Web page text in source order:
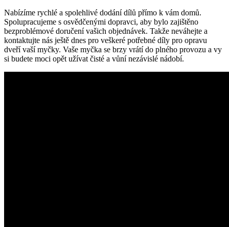
Nabízíme rychlé a spolehlivé dodání dílů přímo k vám domů.
Spolupracujeme s osvědčenými dopravci, aby bylo zajištěno
bezproblémové doručení vašich objednávek. Takže neváhejte a
kontaktujte nás ještě dnes pro veškeré potřebné díly pro opravu
dveří vaší myčky. Vaše myčka se brzy vrátí do plného provozu a vy
si budete moci opět užívat čisté a vůní nezávislé nádobí.